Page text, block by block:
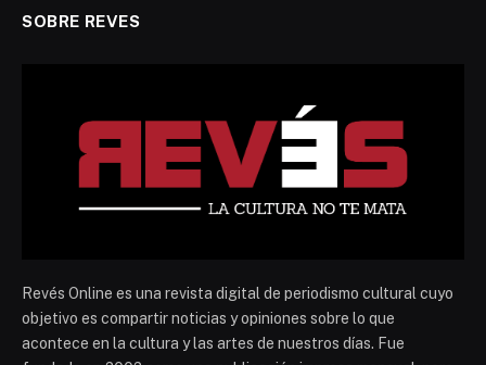
SOBRE REVES
Revés Online es una revista digital de periodismo cultural cuyo
objetivo es compartir noticias y opiniones sobre lo que
acontece en la cultura y las artes de nuestros días. Fue